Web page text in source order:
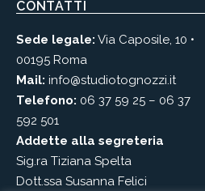
CONTATTI
Sede legale: Via Caposile, 10 •
00195 Roma
Mail: info@studiotognozzi.it
Telefono: 06 37 59 25 – 06 37
592 501
Addette alla segreteria
Sig.ra Tiziana Spelta
Dott.ssa Susanna Felici